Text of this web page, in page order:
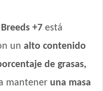
+7 está
un alto contenido
de grasas,
mantener una masa